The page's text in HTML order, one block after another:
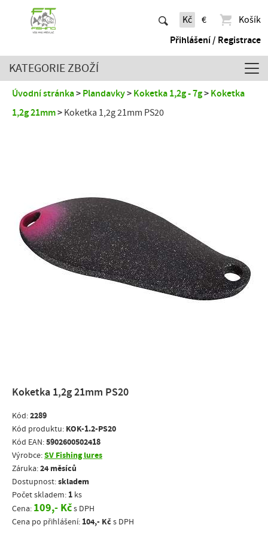
Kč €
Košík
Přihlášení / Registrace
KATEGORIE ZBOŽÍ
Úvodní stránka Plandavky Koketka 1,2g - 7g
Koketka
1,2g 21mm
Koketka 1,2g 21mm PS20
Koketka 1,2g 21mm PS20
Kód:2289
Kód produktu: KOK-1.2-PS20
Kód EAN:5902600502418
Výrobce:SV Fishing lures
Záruka:24 měsíců
Dostupnost:skladem
Počet skladem: 1 ks
Cena: 109,- Kčs DPH
Cena po přihlášení: 104,- Kč s DPH